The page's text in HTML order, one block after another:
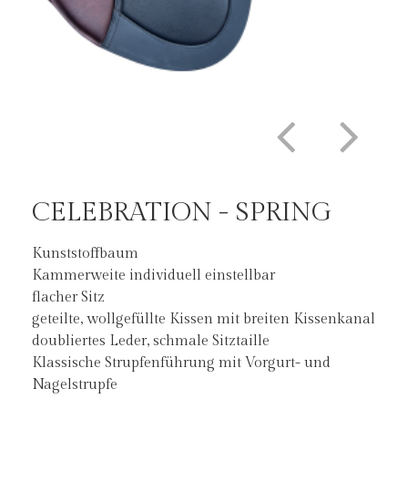
CELEBRATION - SPRING
Kunststoffbaum
Kammerweite individuell einstellbar
flacher Sitz
geteilte, wollgefüllte Kissen mit breiten Kissenkanal
doubliertes Leder, schmale Sitztaille
Klassische Strupfenführung mit Vorgurt- und
Nagelstrupfe
CELEBRATION - SPRING
DER CELEBRATION SPRING IST ERHÄLTLICH
IN:
Sitzgrößen: 16" – 18"
Kammerweiten: 28-40
Farben: Schwarz, Chocolate, Oak, Tan